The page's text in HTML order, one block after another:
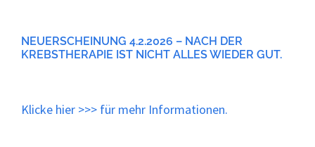
NEUERSCHEINUNG 4.2.2026 – NACH DER
KREBSTHERAPIE IST NICHT ALLES WIEDER GUT.
Klicke hier >>> für mehr Informationen.